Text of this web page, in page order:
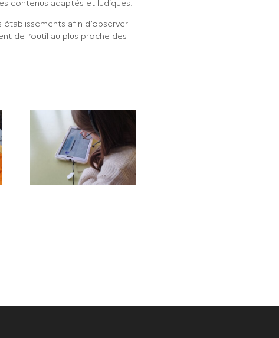
contenus adaptés et ludiques.
afin d’observer
de l’outil au plus proche des